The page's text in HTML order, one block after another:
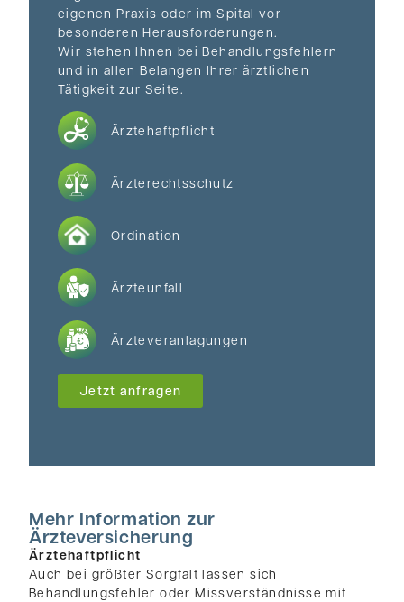
eigenen Praxis oder im Spital vor
besonderen Herausforderungen.
Wir stehen Ihnen bei Behandlungsfehlern
und in allen Belangen Ihrer ärztlichen
Tätigkeit zur Seite.
Ärztehaftpflicht
Ärzterechtsschutz
Ordination
Ärzteunfall
Ärzteveranlagungen
Jetzt anfragen
Mehr Information zur
Ärzteversicherung
Ärztehaftpflicht
Auch bei größter Sorgfalt lassen sich
Behandlungsfehler oder Missverständnisse mit